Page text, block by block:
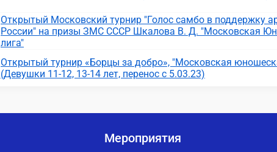
Открытый Московский турнир "Голос самбо в поддержку
России" на призы ЗМС СССР Шкалова В. Д. "Московская
лига"
Открытый турнир «Борцы за добро», "Московская
(Девушки 11-12, 13-14 лет, перенос с 5.03.23)
Мероприятия